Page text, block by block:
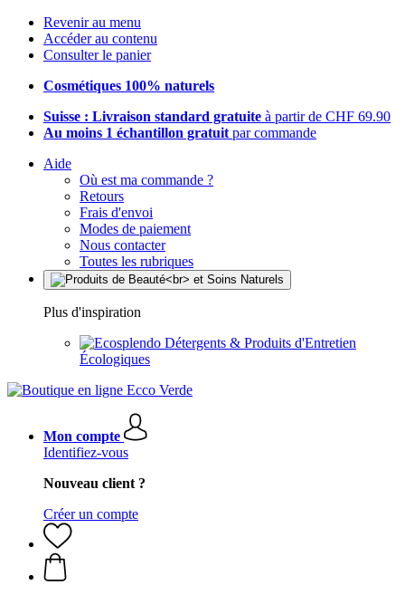
Revenir au menu
Accéder au contenu
Consulter le panier
Cosmétiques 100% naturels
Suisse : Livraison standard gratuite à partir de CHF 69.90
Au moins 1 échantillon gratuit par commande
Aide
Où est ma commande ?
Retours
Frais d'envoi
Modes de paiement
Nous contacter
Toutes les rubriques
Plus d'inspiration
Détergents & Produits d'Entretien
Écologiques
Mon compte
Identifiez-vous
Nouveau client ?
Créer un compte